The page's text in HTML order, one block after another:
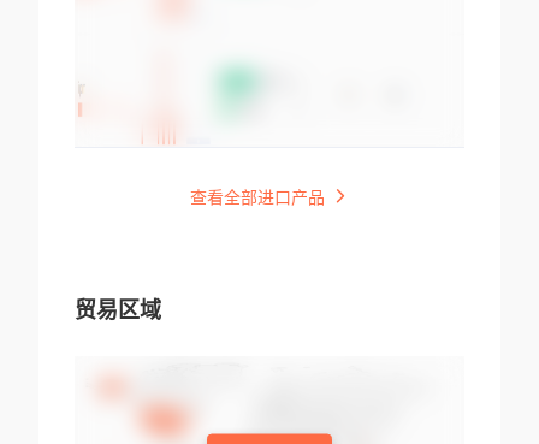
查看全部进口产品
贸易区域